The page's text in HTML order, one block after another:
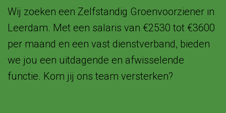
Wij zoeken een Zelfstandig Groenvoorziener in
Leerdam. Met een salaris van €2530 tot €3600
per maand en een vast dienstverband, bieden
we jou een uitdagende en afwisselende
functie. Kom jij ons team versterken?